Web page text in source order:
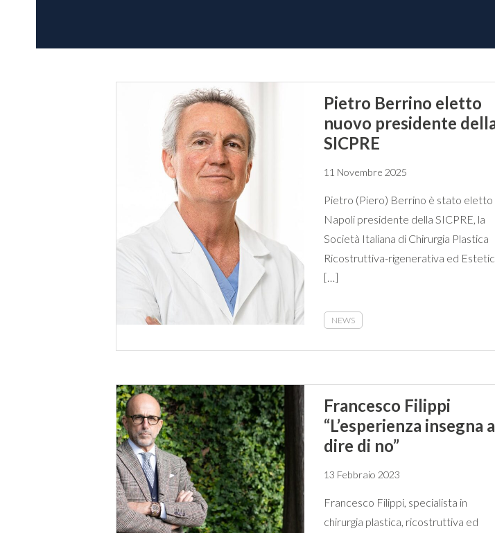
Pietro Berrino eletto
nuovo presidente
SICPRE
11 Novembre 2025
Pietro (Piero) Berrino è stato eletto
Napoli presidente della SICPRE, la
Società Italiana di Chirurgia Plastica
Ricostruttiva-rigenerativa ed
[…]
NEWS
Francesco Filippi
“L’esperienza insegna a
dire di no”
13 Febbraio 2023
Francesco Filippi, specialista in
chirurgia plastica, ricostruttiva ed